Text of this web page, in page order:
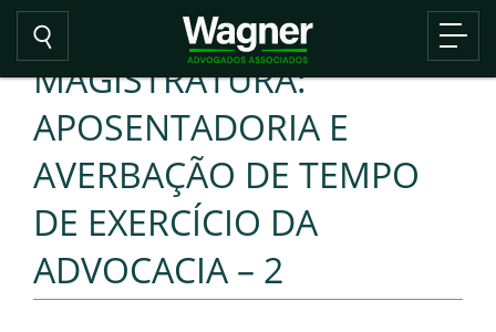
MAGISTRATURA:
APOSENTADORIA E
AVERBAÇÃO DE TEMPO
DE EXERCÍCIO DA
ADVOCACIA – 2